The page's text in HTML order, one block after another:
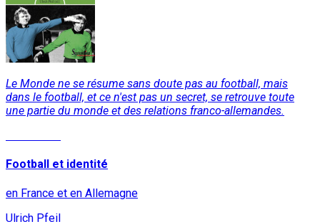
Le Monde ne se résume sans doute pas au football, mais
dans le football, et ce n'est pas un secret, se retrouve toute
une partie du monde et des relations franco-allemandes.
Football et identité
en France et en Allemagne
Ulrich Pfeil